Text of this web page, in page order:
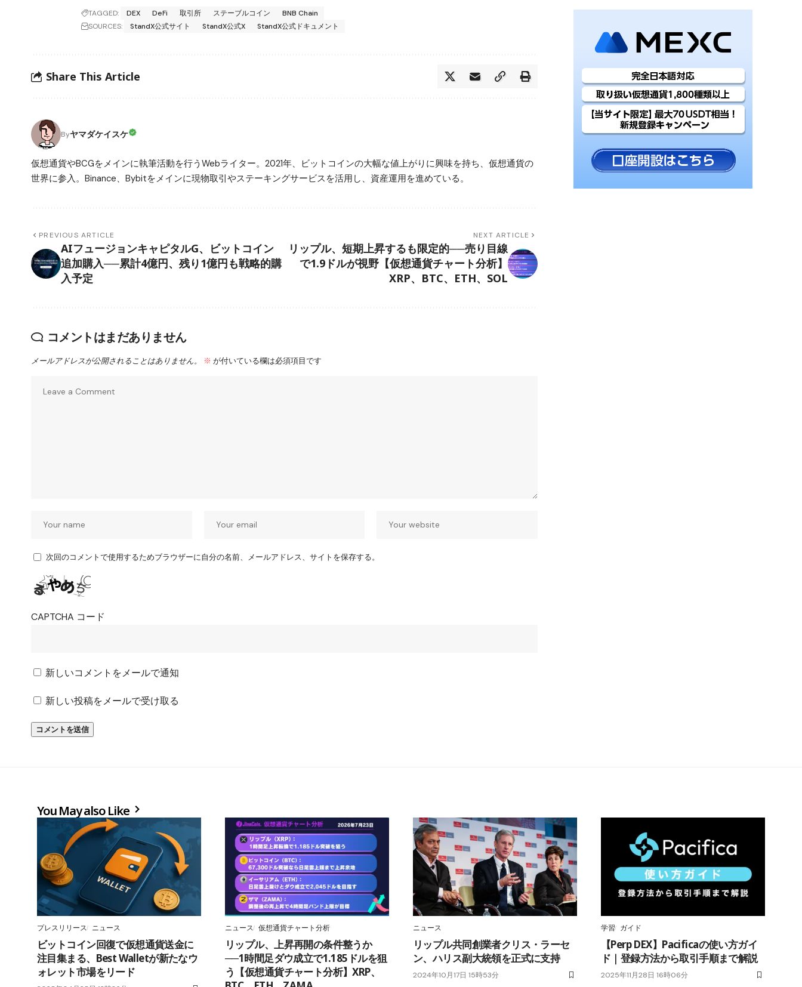
TAGGED: DEX DeFi 取引所 ステーブルコイン
BNB Chain
SOURCES:
StandX公式サイト StandX公式X StandX公式ドキュメント
Share This Article
Byヤマダケイスケ
仮想通貨やBCGをメインに執筆活動を行うWebライター。2021年、ビットコインの大幅な値上がりに興味を持ち、仮想通貨の
世界に参入。Binance、Bybitをメインに現物取引やステーキングサービスを活用し、資産運用を進めている。
PREVIOUS ARTICLE
AIフュージョンキャピタルG、ビットコイン
追加購入──累計4億円、残り1億円も戦略的購
入予定
NEXT ARTICLE
リップル、短期上昇するも限定的──売り目線
で1.9ドルが視野【仮想通貨チャート分析】
XRP、BTC、ETH、SOL
コメントはまだありません
メールアドレスが公開されることはありません。 ※ が付いている欄は必須項目です
次回のコメントで使用するためブラウザーに自分の名前、メールアドレス、サイトを保存する。
CAPTCHA コード
新しいコメントをメールで通知
新しい投稿をメールで受け取る
You May also Like
プレスリリース ニュース
ビットコイン回復で仮想通貨送金に
注目集まる、Best Walletが新たなウ
ォレット市場をリード
ニュース 仮想通貨チャート分析
リップル、上昇再開の条件整うか
──1時間足ダウ成立で1.185ドルを狙
う【仮想通貨チャート分析】XRP、
ニュース
リップル共同創業者クリス・ラーセ
ン、ハリス副大統領を正式に支持
2024年10月17日 15時53分
学習 ガイド
【Perp DEX】Pacificaの使い方ガイ
ド｜登録方法から取引手順まで解説
2025年11月28日 16時06分